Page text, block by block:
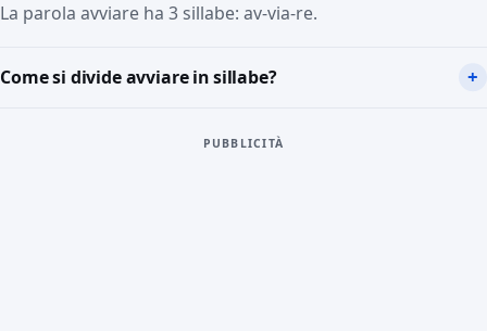
La parola avviare ha 3 sillabe: av-via-re.
Come si divide avviare in sillabe?
PUBBLICITÀ